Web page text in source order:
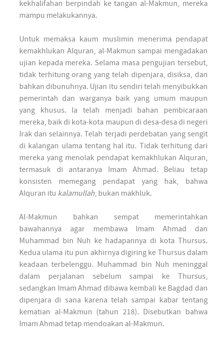
kekhalifahan berpindah ke tangan al-Makmun, mereka
mampu melakukannya.
Untuk memaksa kaum muslimin menerima pendapat
kemakhlukan Alquran, al-Makmun sampai mengadakan
ujian kepada mereka. Selama masa pengujian tersebut,
tidak terhitung orang yang telah dipenjara, disiksa, dan
bahkan dibunuhnya. Ujian itu sendiri telah menyibukkan
pemerintah dan warganya baik yang umum maupun
yang khusus. Ia telah menjadi bahan pembicaraan
mereka, baik di kota-kota maupun di desa-desa di negeri
Irak dan selainnya. Telah terjadi perdebatan yang sengit
di kalangan ulama tentang hal itu. Tidak terhitung dari
mereka yang menolak pendapat kemakhlukan Alquran,
termasuk di antaranya Imam Ahmad. Beliau tetap
konsisten memegang pendapat yang hak, bahwa
Alquran itu kalamullah, bukan makhluk.
Al-Makmun bahkan sempat memerintahkan
bawahannya agar membawa Imam Ahmad dan
Muhammad bin Nuh ke hadapannya di kota Thursus.
Kedua ulama itu pun akhirnya digiring ke Thursus dalam
keadaan terbelenggu. Muhammad bin Nuh meninggal
dalam perjalanan sebelum sampai ke Thursus,
sedangkan Imam Ahmad dibawa kembali ke Bagdad dan
dipenjara di sana karena telah sampai kabar tentang
kematian al-Makmun (tahun 218). Disebutkan bahwa
Imam Ahmad tetap mendoakan al-Makmun.